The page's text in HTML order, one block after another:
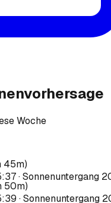
Woche
45m)
·Sonnenuntergang
50m)
·Sonnenuntergang